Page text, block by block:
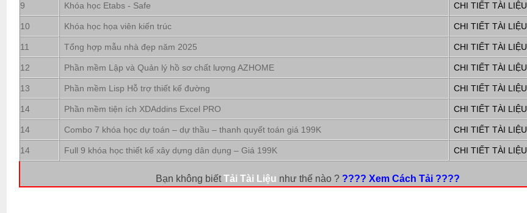
9 Khóa học Etabs - Safe CHI TIẾT TÀI LIỆU
10 Khóa học họa viên kiến trúc CHI TIẾT TÀI LIỆU
11 Tổng hợp mẫu nhà đẹp năm 2025 CHI TIẾT TÀI LIỆU
12 Phần mềm Lập và Quản lý hồ sơ chất lượng AZHOME CHI TIẾT TÀI LIỆU
13 Phần mềm Lisp Hỗ trợ thiết kế đường CHI TIẾT TÀI LIỆU
14 Phần mềm tiện ích XDAddins Excel PRO CHI TIẾT TÀI LIỆU
14 Combo 7 khóa học dự toán – dự thầu – thanh quyết toán giá 199K CHI TIẾT TÀI LIỆU
14 Full 9 khóa học thiết kế xây dựng dân dụng – Giá 199K CHI TIẾT TÀI LIỆU
Bạn không biếtTải Tài Liệu như thế nào ? ???? Xem Cách Tải ????